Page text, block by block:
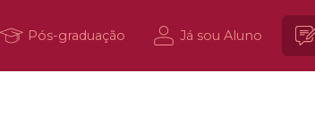
Pós-graduação Já sou Aluno